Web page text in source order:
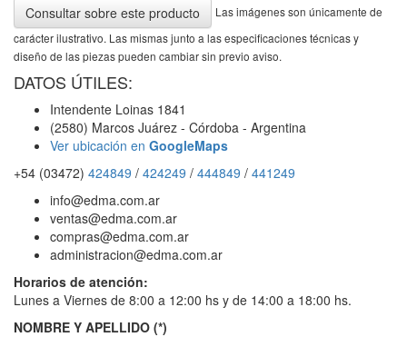
Consultar sobre este producto
Las imágenes son únicamente de
carácter ilustrativo. Las mismas junto a las especificaciones técnicas y
diseño de las piezas pueden cambiar sin previo aviso.
DATOS ÚTILES:
Intendente Loinas 1841
(2580) Marcos Juárez - Córdoba - Argentina
Ver ubicación en GoogleMaps
+54 (03472) 424849 / 424249 / 444849 / 441249
info@edma.com.ar
ventas@edma.com.ar
compras@edma.com.ar
administracion@edma.com.ar
Horarios de atención:
Lunes a Viernes de 8:00 a 12:00 hs y de 14:00 a 18:00 hs.
NOMBRE Y APELLIDO (*)